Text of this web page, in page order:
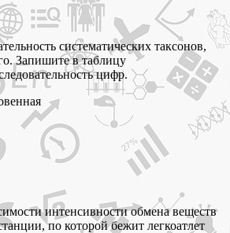
систематических таксонов,
Запишите в таблицу
цифр.
интенсивности обмена веществ
по которой бежит легкоатлет